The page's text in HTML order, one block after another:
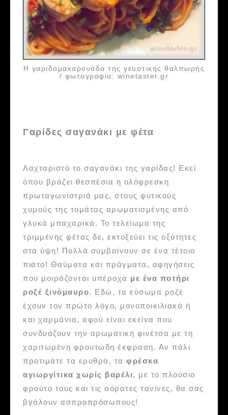
Η γαριδομακαρονάδα της γευστικής θαλπωρής
/ φωτογραφία: winetaster.gr
Γαρίδες σαγανάκι με φέτα
Λαχταριστό το σαγανάκι της γαρίδας! Εκεί
όπου βράζει θεσπέσια η ολόφρεσκη
πρωταγωνίστριά μας, στους φυτικούς
χυμούς της τομάτας αρωματισμένης από
γλυκά μπαχαρικά. Το τελείωμα της
τριμμένης φέτας δε, εκτοξεύει τις οξύτητες
στα ύψη! Πολλά συμβαίνουν σε ένα τέτοιο
πιάτο! Θαύματα και πράγματα, αφηγήσεις
που μοιράζονται υπέροχα με ένα ποτήρι
ροζέ ξινόμαυρο. Εδώ, τα εύσωμα ροζέ
έχουν τον πρώτο λόγο, μονοποικιλιακά ή
και χαρμάνια, αφού είναι εκείνα που
συνδυάζουν την αρωματική φινέτσα με τη
χαριτωμένη φρουτώδη έκφραση. Αν πάλι
προτιμάτε τα ερυθρά, τα φρέσκα
αγιωργίτικα χωρίς βαρέλι, με το πλούσιο
φρούτο τους και τις αόρατες τανίνες, θα σας
βγάλουν ασπροπρόσωπους!